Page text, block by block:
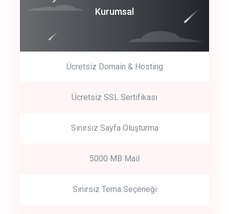
Get Started
Start by trying our service for 30 days free trial no credit card
Kurumsal
Ücretsiz Domain & Hosting
Ücretsiz SSL Sertifikası
Sınırsız Sayfa Oluşturma
5000 MB Mail
Sınırsız Tema Seçeneği
Coroprate